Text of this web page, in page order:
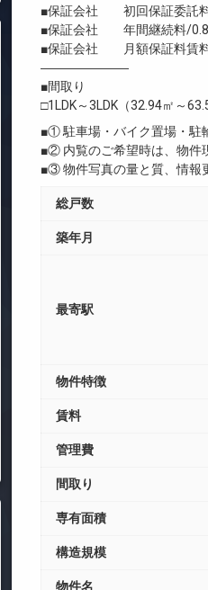
■保証会社 初回保証委託料
■保証会社 年間継続料/0.8
■保証会社 月額保証料賃料
―――――――
■間取り
□1LDK～3LDK（32.94㎡～
■① 駐車場・バイク置場・駐
■② 内覧のご希望時は、物件
■③ 物件写真の量と質、情報
総戸数
築年月
最寄駅
物件特徴
賃料
管理費
間取り
専有面積
構造規模
物件名